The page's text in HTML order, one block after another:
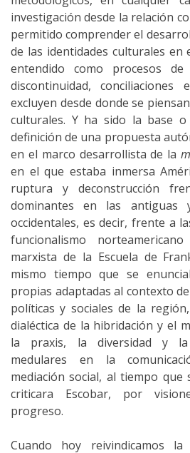
investigación desde la relación
permitido comprender el
de las identidades culturales en
entendido como procesos
discontinuidad,
excluyen desde donde se
culturales. Y ha sido la base
definición de una propuesta
en el marco desarrollista de la
en el que estaba inmersa
ruptura y deconstrucción
dominantes en las antiguas
occidentales, es decir, frente a
funcionalismo
marxista de la Escuela de
mismo tiempo que se
propias adaptadas al contexto
políticas y sociales de la
dialéctica de la hibridación y el
la praxis, la diversidad y la
medulares en la
mediación social, al tiempo que
criticara Escobar, por
progreso.
Cuando hoy reivindicamos la